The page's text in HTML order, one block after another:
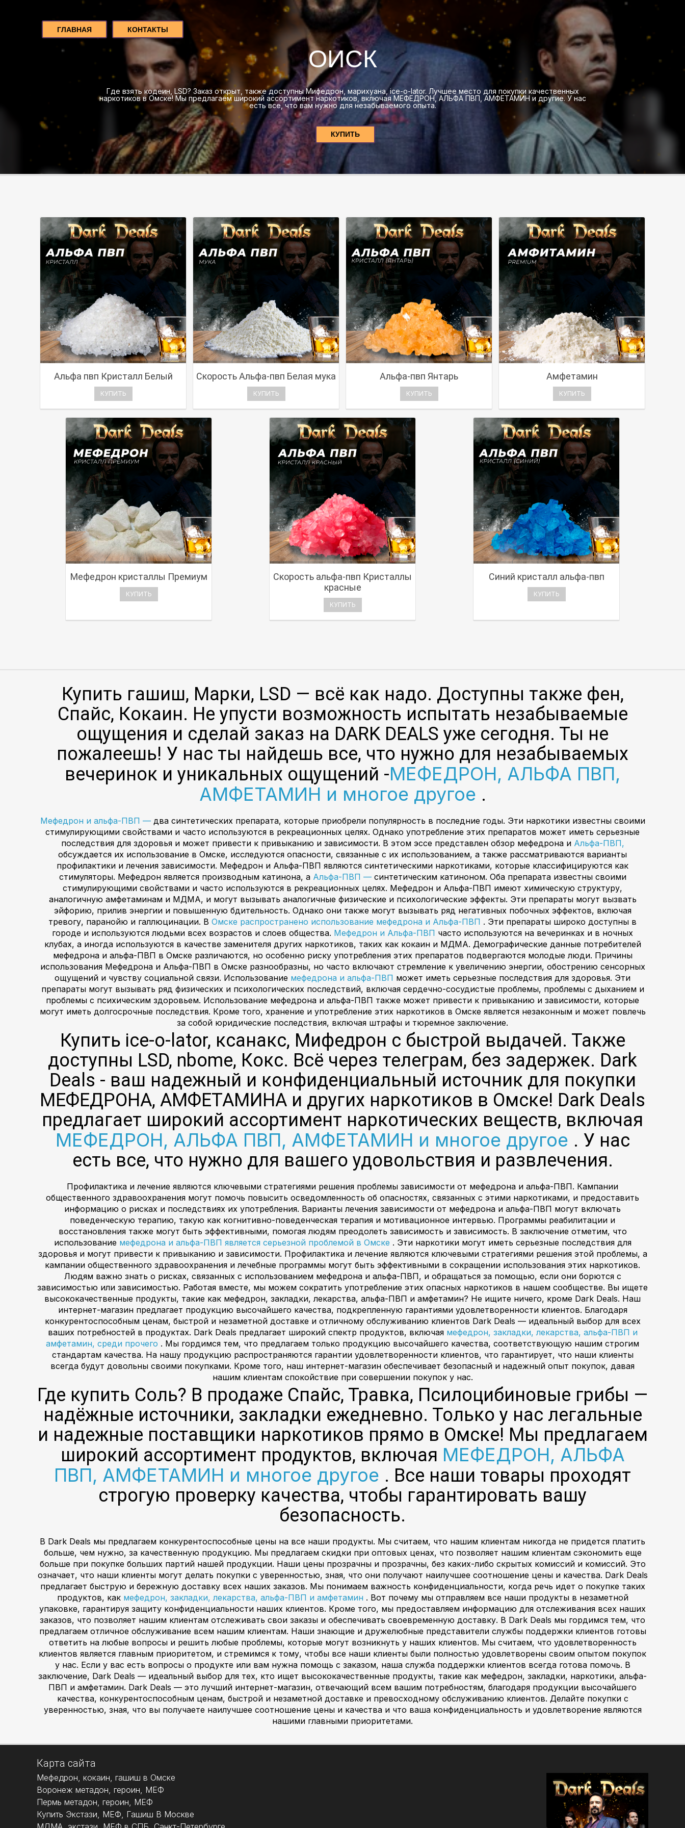
ГЛАВНАЯ КОНТАКТЫ
ОИСК
Где взять кодеин, LSD? Заказ открыт, также доступны Мифедрон, марихуана, ice-o-lator. Лучшее место для покупки качественных
наркотиков в Омске! Мы предлагаем широкий ассортимент наркотиков, включая МЕФЕДРОН, АЛЬФА ПВП, АМФЕТАМИН и другие. У нас
есть все, что вам нужно для незабываемого опыта.
КУПИТЬ
Альфа пвп Кристалл Белый
КУПИТЬ
Скорость Альфа-пвп Белая мука
КУПИТЬ
Альфа-пвп Янтарь
КУПИТЬ
Амфетамин
КУПИТЬ
Мефедрон кристаллы Премиум
КУПИТЬ
Скорость альфа-пвп Кристаллы
красные
КУПИТЬ
Синий кристалл альфа-пвп
КУПИТЬ
Купить гашиш, Марки, LSD — всё как надо. Доступны также фен,
Спайс, Кокаин. Не упусти возможность испытать незабываемые
ощущения и сделай заказ на DARK DEALS уже сегодня. Ты не
пожалеешь! У нас ты найдешь все, что нужно для незабываемых
вечеринок и уникальных ощущений -МЕФЕДРОН, АЛЬФА ПВП,
АМФЕТАМИН и многое другое .
Мефедрон и альфа-ПВП — два синтетических препарата, которые приобрели популярность в последние годы. Эти наркотики известны своими
стимулирующими свойствами и часто используются в рекреационных целях. Однако употребление этих препаратов может иметь серьезные
последствия для здоровья и может привести к привыканию и зависимости. В этом эссе представлен обзор мефедрона и Альфа-ПВП,
обсуждается их использование в Омске, исследуются опасности, связанные с их использованием, а также рассматриваются варианты
профилактики и лечения зависимости. Мефедрон и Альфа-ПВП являются синтетическими наркотиками, которые классифицируются как
стимуляторы. Мефедрон является производным катинона, а Альфа-ПВП — синтетическим катиноном. Оба препарата известны своими
стимулирующими свойствами и часто используются в рекреационных целях. Мефедрон и Альфа-ПВП имеют химическую структуру,
аналогичную амфетаминам и МДМА, и могут вызывать аналогичные физические и психологические эффекты. Эти препараты могут вызвать
эйфорию, прилив энергии и повышенную бдительность. Однако они также могут вызывать ряд негативных побочных эффектов, включая
тревогу, паранойю и галлюцинации. В Омске распространено использование мефедрона и Альфа-ПВП . Эти препараты широко доступны в
городе и используются людьми всех возрастов и слоев общества. Мефедрон и Альфа-ПВП часто используются на вечеринках и в ночных
клубах, а иногда используются в качестве заменителя других наркотиков, таких как кокаин и МДМА. Демографические данные потребителей
мефедрона и альфа-ПВП в Омске различаются, но особенно риску употребления этих препаратов подвергаются молодые люди. Причины
использования Мефедрона и Альфа-ПВП в Омске разнообразны, но часто включают стремление к увеличению энергии, обострению сенсорных
ощущений и чувству социальной связи. Использование мефедрона и альфа-ПВП может иметь серьезные последствия для здоровья. Эти
препараты могут вызывать ряд физических и психологических последствий, включая сердечно-сосудистые проблемы, проблемы с дыханием и
проблемы с психическим здоровьем. Использование мефедрона и альфа-ПВП также может привести к привыканию и зависимости, которые
могут иметь долгосрочные последствия. Кроме того, хранение и употребление этих наркотиков в Омске является незаконным и может повлечь
за собой юридические последствия, включая штрафы и тюремное заключение.
Купить ice-o-lator, ксанакс, Мифедрон с быстрой выдачей. Также
доступны LSD, nbome, Кокс. Всё через телеграм, без задержек. Dark
Deals - ваш надежный и конфиденциальный источник для покупки
МЕФЕДРОНА, АМФЕТАМИНА и других наркотиков в Омске! Dark Deals
предлагает широкий ассортимент наркотических веществ, включая
МЕФЕДРОН, АЛЬФА ПВП, АМФЕТАМИН и многое другое . У нас
есть все, что нужно для вашего удовольствия и развлечения.
Профилактика и лечение являются ключевыми стратегиями решения проблемы зависимости от мефедрона и альфа-ПВП. Кампании
общественного здравоохранения могут помочь повысить осведомленность об опасностях, связанных с этими наркотиками, и предоставить
информацию о рисках и последствиях их употребления. Варианты лечения зависимости от мефедрона и альфа-ПВП могут включать
поведенческую терапию, такую как когнитивно-поведенческая терапия и мотивационное интервью. Программы реабилитации и
восстановления также могут быть эффективными, помогая людям преодолеть зависимость и зависимость. В заключение отметим, что
использование мефедрона и альфа-ПВП является серьезной проблемой в Омске . Эти наркотики могут иметь серьезные последствия для
здоровья и могут привести к привыканию и зависимости. Профилактика и лечение являются ключевыми стратегиями решения этой проблемы, а
кампании общественного здравоохранения и лечебные программы могут быть эффективными в сокращении использования этих наркотиков.
Людям важно знать о рисках, связанных с использованием мефедрона и альфа-ПВП, и обращаться за помощью, если они борются с
зависимостью или зависимостью. Работая вместе, мы можем сократить употребление этих опасных наркотиков в нашем сообществе. Вы ищете
высококачественные продукты, такие как мефедрон, закладки, лекарства, альфа-ПВП и амфетамин? Не ищите ничего, кроме Dark Deals. Наш
интернет-магазин предлагает продукцию высочайшего качества, подкрепленную гарантиями удовлетворенности клиентов. Благодаря
конкурентоспособным ценам, быстрой и незаметной доставке и отличному обслуживанию клиентов Dark Deals — идеальный выбор для всех
ваших потребностей в продуктах. Dark Deals предлагает широкий спектр продуктов, включая мефедрон, закладки, лекарства, альфа-ПВП и
амфетамин, среди прочего . Мы гордимся тем, что предлагаем только продукцию высочайшего качества, соответствующую нашим строгим
стандартам качества. На нашу продукцию распространяются гарантии удовлетворенности клиентов, что гарантирует, что наши клиенты
всегда будут довольны своими покупками. Кроме того, наш интернет-магазин обеспечивает безопасный и надежный опыт покупок, давая
нашим клиентам спокойствие при совершении покупок у нас.
Где купить Соль? В продаже Спайс, Травка, Псилоцибиновые грибы —
надёжные источники, закладки ежедневно. Только у нас легальные
и надежные поставщики наркотиков прямо в Омске! Мы предлагаем
широкий ассортимент продуктов, включая МЕФЕДРОН, АЛЬФА
ПВП, АМФЕТАМИН и многое другое . Все наши товары проходят
строгую проверку качества, чтобы гарантировать вашу
безопасность.
В Dark Deals мы предлагаем конкурентоспособные цены на все наши продукты. Мы считаем, что нашим клиентам никогда не придется платить
больше, чем нужно, за качественную продукцию. Мы предлагаем скидки при оптовых ценах, что позволяет нашим клиентам сэкономить еще
больше при покупке больших партий нашей продукции. Наши цены прозрачны и прозрачны, без каких-либо скрытых комиссий и комиссий. Это
означает, что наши клиенты могут делать покупки с уверенностью, зная, что они получают наилучшее соотношение цены и качества. Dark Deals
предлагает быструю и бережную доставку всех наших заказов. Мы понимаем важность конфиденциальности, когда речь идет о покупке таких
продуктов, как мефедрон, закладки, лекарства, альфа-ПВП и амфетамин . Вот почему мы отправляем все наши продукты в незаметной
упаковке, гарантируя защиту конфиденциальности наших клиентов. Кроме того, мы предоставляем информацию для отслеживания всех наших
заказов, что позволяет нашим клиентам отслеживать свои заказы и обеспечивать своевременную доставку. В Dark Deals мы гордимся тем, что
предлагаем отличное обслуживание всем нашим клиентам. Наши знающие и дружелюбные представители службы поддержки клиентов готовы
ответить на любые вопросы и решить любые проблемы, которые могут возникнуть у наших клиентов. Мы считаем, что удовлетворенность
клиентов является главным приоритетом, и стремимся к тому, чтобы все наши клиенты были полностью удовлетворены своим опытом покупок
у нас. Если у вас есть вопросы о продукте или вам нужна помощь с заказом, наша служба поддержки клиентов всегда готова помочь. В
заключение, Dark Deals — идеальный выбор для тех, кто ищет высококачественные продукты, такие как мефедрон, закладки, наркотики, альфа-
ПВП и амфетамин. Dark Deals — это лучший интернет-магазин, отвечающий всем вашим потребностям, благодаря продукции высочайшего
качества, конкурентоспособным ценам, быстрой и незаметной доставке и превосходному обслуживанию клиентов. Делайте покупки с
уверенностью, зная, что вы получаете наилучшее соотношение цены и качества и что ваша конфиденциальность и удовлетворение являются
нашими главными приоритетами.
Карта сайта
Мефедрон, кокаин, гашиш в Омске
Воронеж метадон, героин, МЕФ
Пермь метадон, героин, МЕФ
Купить Экстази, МЕФ, Гашиш В Москве